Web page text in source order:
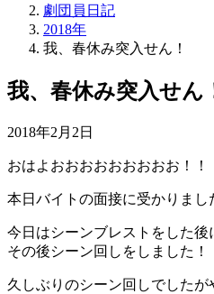
劇団員日記
2018年
我、春休み突入せん！
我、春休み突入せん
2018年2月2日
おはよおおおおおおおおお！！
本日バイトの面接に受かりま
今日はシーンブレストをした
その後シーン回しをしました！
久しぶりのシーン回しでした